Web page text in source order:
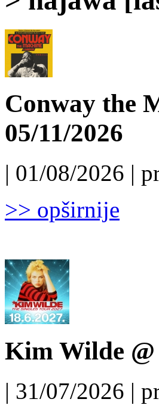
Conway the
05/11/2026
| 01/08/2026 |
>> opširnije
Kim Wilde
| 31/07/2026 |